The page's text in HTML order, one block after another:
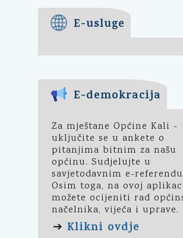
E-usluge
E-demokracija
Za mještane Općine Kali -
uključite se u ankete o
pitanjima bitnim za našu
općinu. Sudjelujte u
savjetodavnim e-
Osim toga, na ovoj
možete ocijeniti rad
načelnika, vijeća i uprave.
➔ Klikni ovdje